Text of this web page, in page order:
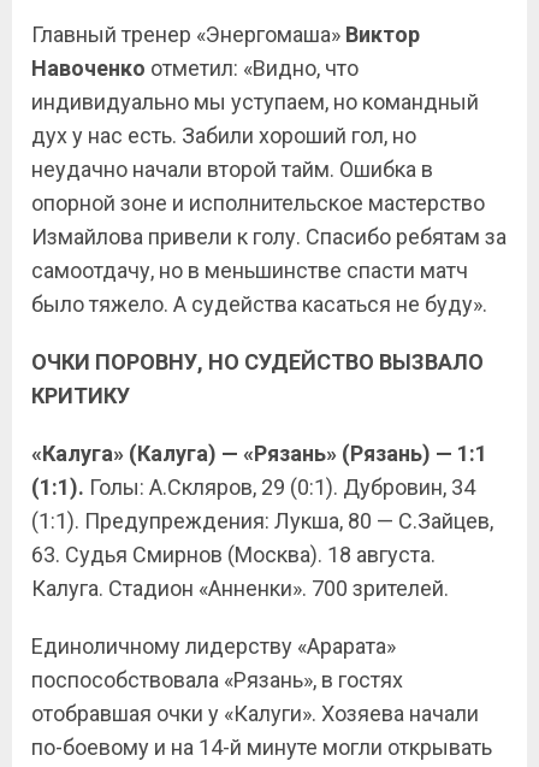
Главный тренер «Энергомаша» Виктор
Навоченко отметил: «Видно, что
индивидуально мы уступаем, но командный
дух у нас есть. Забили хороший гол, но
неудачно начали второй тайм. Ошибка в
опорной зоне и исполнительское мастерство
Измайлова привели к голу. Спасибо ребятам за
самоотдачу, но в меньшинстве спасти матч
было тяжело. А судейства касаться не буду».
ОЧКИ ПОРОВНУ, НО СУДЕЙСТВО ВЫЗВАЛО
КРИТИКУ
«Калуга» (Калуга) — «Рязань» (Рязань) — 1:1
(1:1). Голы: А.Скляров, 29 (0:1). Дубровин, 34
(1:1). Предупреждения: Лукша, 80 — С.Зайцев,
63. Судья Смирнов (Москва). 18 августа.
Калуга. Стадион «Анненки». 700 зрителей.
Единоличному лидерству «Арарата»
поспособствовала «Рязань», в гостях
отобравшая очки у «Калуги». Хозяева начали
по-боевому и на 14-й минуте могли открывать